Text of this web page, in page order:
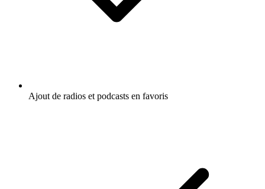
Ajout de radios et podcasts en favoris